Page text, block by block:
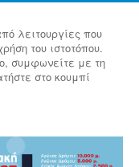
λειτουργίες που
του ιστοτόπου.
συμφωνείτε με τη
στο κουμπί